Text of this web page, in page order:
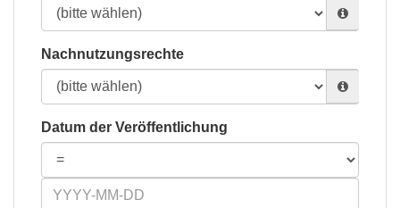
Nachnutzungsrechte
Datum der Veröffentlichung